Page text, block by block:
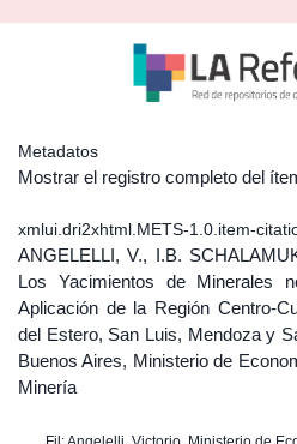
Metadatos
Mostrar el registro completo del
xmlui.dri2xhtml.METS-1.0.item-
ANGELELLI, V., I.B.
Los Yacimientos de Minerales
Aplicación de la Región Centro-
del Estero, San Luis, Mendoza y
Buenos Aires, Ministerio de
Minería